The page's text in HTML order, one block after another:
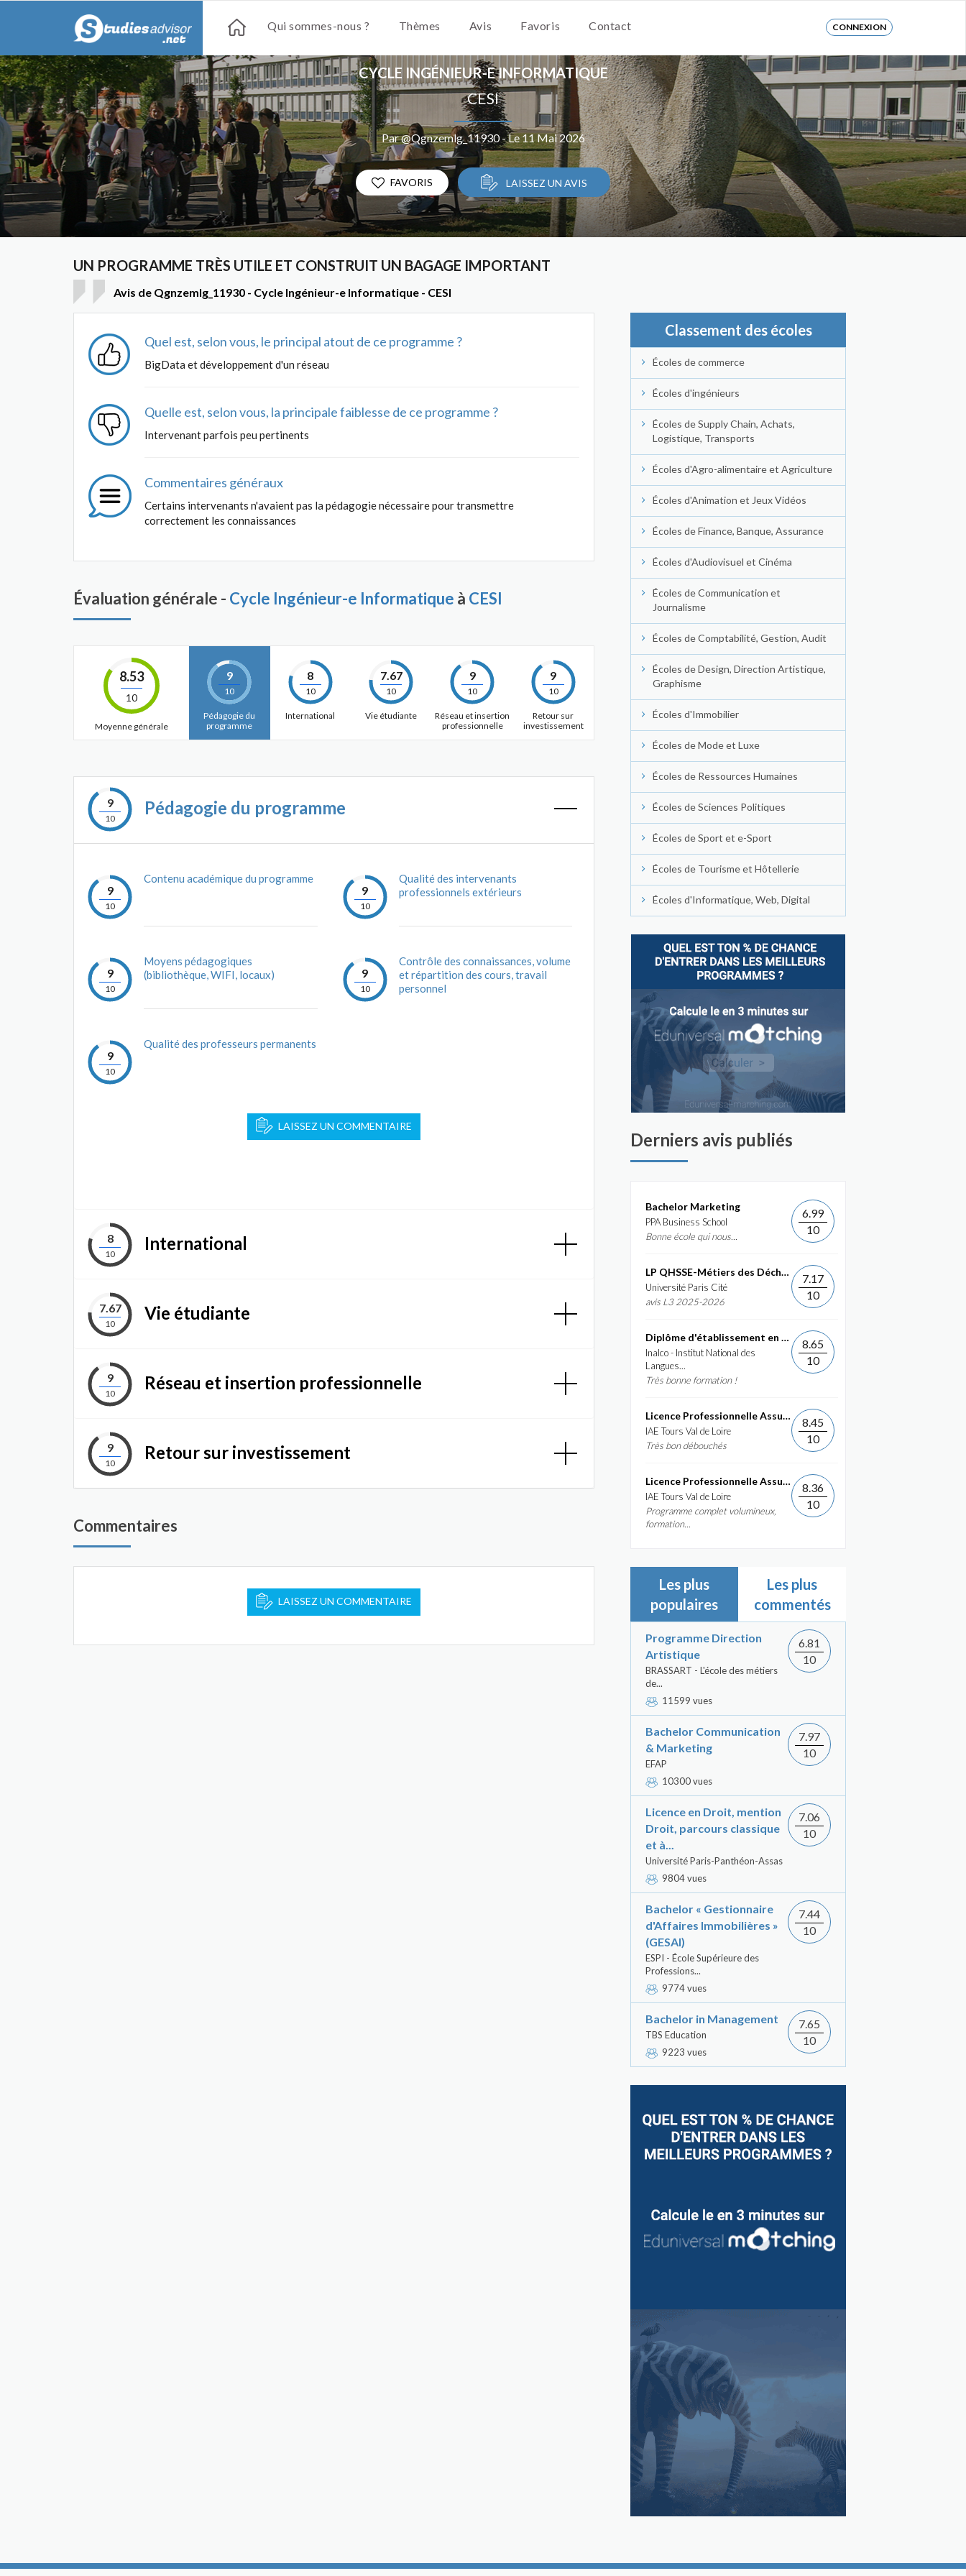
Qui sommes-nous ? Thèmes Avis Favoris Contact CONNEXION
CYCLE INGÉNIEUR-E INFORMATIQUE
CESI
Par @Qgnzemlg_11930 - Le 11 Mai 2026
FAVORIS LAISSEZ UN AVIS
UN PROGRAMME TRÈS UTILE ET CONSTRUIT UN BAGAGE IMPORTANT
Avis de Qgnzemlg_11930 - Cycle Ingénieur-e Informatique - CESI
Quel est, selon vous, le principal atout de ce programme ?
BigData et développement d'un réseau
Quelle est, selon vous, la principale faiblesse de ce programme ?
Intervenant parfois peu pertinents
Commentaires généraux
Certains intervenants n'avaient pas la pédagogie nécessaire pour transmettre
correctement les connaissances
Évaluation générale - Cycle Ingénieur-e Informatique à CESI
8.53
10
Moyenne générale
9
10
Pédagogie du
programme
8
10
International
7.67
10
Vie étudiante
9
10
Réseau et insertion
professionnelle
9
10
Retour sur
investissement
9
10
Pédagogie du programme
9
10
Contenu académique du programme
9
10
Moyens pédagogiques
(bibliothèque, WIFI, locaux)
9
10
Qualité des professeurs permanents
9
10
Qualité des intervenants
professionnels extérieurs
9
10
Contrôle des connaissances, volume
et répartition des cours, travail
personnel
LAISSEZ UN COMMENTAIRE
8
10
International
7.67
10
Vie étudiante
9
10
Réseau et insertion professionnelle
9
10
Retour sur investissement
Commentaires
LAISSEZ UN COMMENTAIRE
Classement des écoles
Écoles de commerce
Écoles d'ingénieurs
Écoles de Supply Chain, Achats,
Logistique, Transports
Écoles d'Agro-alimentaire et Agriculture
Écoles d'Animation et Jeux Vidéos
Écoles de Finance, Banque, Assurance
Écoles d'Audiovisuel et Cinéma
Écoles de Communication et
Journalisme
Écoles de Comptabilité, Gestion, Audit
Écoles de Design, Direction Artistique,
Graphisme
Écoles d'Immobilier
Écoles de Mode et Luxe
Écoles de Ressources Humaines
Écoles de Sciences Politiques
Écoles de Sport et e-Sport
Écoles de Tourisme et Hôtellerie
Écoles d'Informatique, Web, Digital
Derniers avis publiés
Bachelor Marketing
PPA Business School
Bonne école qui nous...
6.99
10
LP QHSSE-Métiers des Déchets et de...
Université Paris Cité
avis L3 2025-2026
7.17
10
Diplôme d'établissement en Commerce International et...
Inalco - Institut National des
Langues...
Très bonne formation !
8.65
10
Licence Professionnelle Assurance, banque, finance :...
IAE Tours Val de Loire
Très bon débouchés
8.45
10
Licence Professionnelle Assurance, banque, finance :...
IAE Tours Val de Loire
Programme complet volumineux,
formation...
8.36
10
Les plus
populaires
Les plus
commentés
Programme Direction
Artistique
BRASSART - L'école des métiers
de...
11599 vues
6.81
10
Bachelor Communication
& Marketing
EFAP
10300 vues
7.97
10
Licence en Droit, mention
Droit, parcours classique
et à...
Université Paris-Panthéon-Assas
9804 vues
7.06
10
Bachelor « Gestionnaire
d'Affaires Immobilières »
(GESAI)
ESPI - École Supérieure des
Professions...
9774 vues
7.44
10
Bachelor in Management
TBS Education
9223 vues
7.65
10